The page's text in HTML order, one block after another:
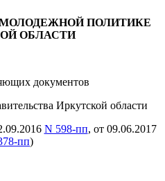
ПОЛИТИКЕ
ОБЛАСТИ
документов
Иркутской области
N 598-пп, от 09.06.2017
пп)